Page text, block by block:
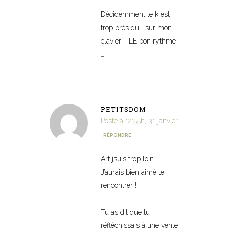
Décidemment le k est
trop près du l sur mon
clavier … LE bon rythme
PETITSDOM
Posté à 12:55h, 31 janvier
RÉPONDRE
Arf jsuis trop loin…
J’aurais bien aimé te
rencontrer !
Tu as dit que tu
réfléchissais à une vente